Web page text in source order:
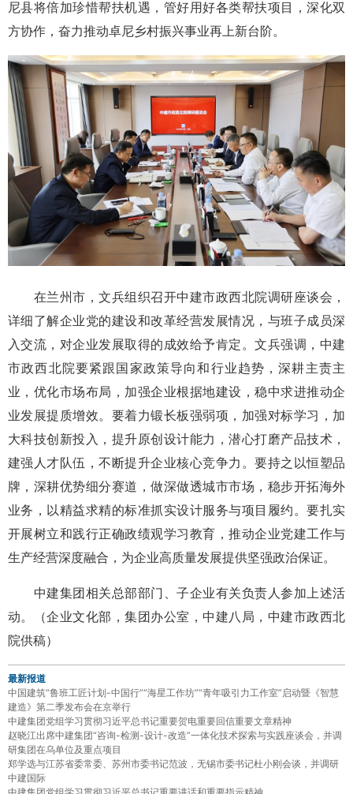
尼县将倍加珍惜帮扶机遇，管好用好各类帮扶项目，深化双
方协作，奋力推动卓尼乡村振兴事业再上新台阶。
在兰州市，文兵组织召开中建市政西北院调研座谈会，
详细了解企业党的建设和改革经营发展情况，与班子成员深
入交流，对企业发展取得的成效给予肯定。文兵强调，中建
市政西北院要紧跟国家政策导向和行业趋势，深耕主责主
业，优化市场布局，加强企业根据地建设，稳中求进推动企
业发展提质增效。要着力锻长板强弱项，加强对标学习，加
大科技创新投入，提升原创设计能力，潜心打磨产品技术，
建强人才队伍，不断提升企业核心竞争力。要持之以恒塑品
牌，深耕优势细分赛道，做深做透城市市场，稳步开拓海外
业务，以精益求精的标准抓实设计服务与项目履约。要扎实
开展树立和践行正确政绩观学习教育，推动企业党建工作与
生产经营深度融合，为企业高质量发展提供坚强政治保证。
中建集团相关总部部门、子企业有关负责人参加上述活
动。（企业文化部，集团办公室，中建八局，中建市政西北
院供稿）
最新报道
中国建筑“鲁班工匠计划-中国行”“海星工作坊”“青年吸引力工作室”启动暨《智慧
建造》第二季发布会在京举行
中建集团党组学习贯彻习近平总书记重要贺电重要回信重要文章精神
赵晓江出席中建集团“咨询-检测-设计-改造”一体化技术探索与实践座谈会，并调
研集团在乌单位及重点项目
郑学选与江苏省委常委、苏州市委书记范波，无锡市委书记杜小刚会谈，并调研
中建国际